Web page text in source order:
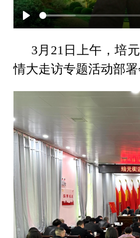
Play
3月21日上午，培
情大走访专题活动部